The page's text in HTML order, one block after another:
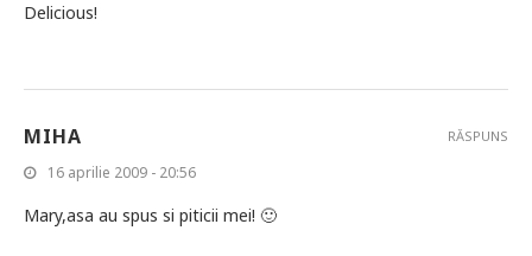
Delicious!
MIHA
16 aprilie 2009 - 20:56
Mary,asa au spus si piticii mei! 🙂
RĂSPUNS